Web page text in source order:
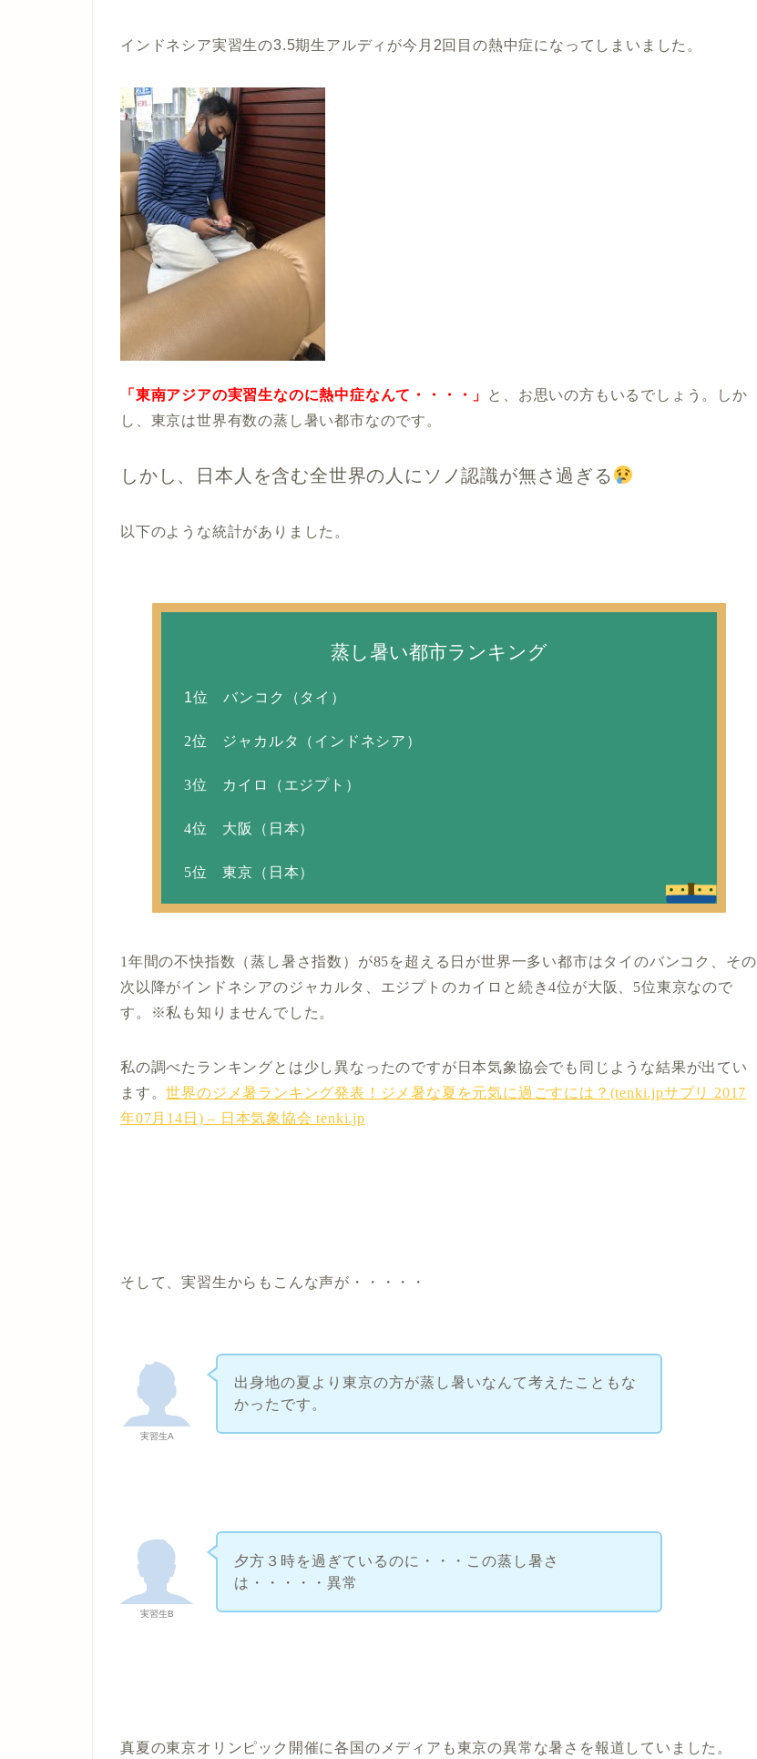
インドネシア実習生の3.5期生アルディが今月2回目の熱中症になってしまいました。
「東南アジアの実習生なのに熱中症なんて・・・・」
と、お思いの方もいるでしょう。しか
し、東京は世界有数の蒸し暑い都市なのです。
しかし、日本人を含む全世界の人にソノ認識が無さ過ぎる
以下のような統計がありました。
蒸し暑い都市ランキング
1位 バンコク（タイ）
2位 ジャカルタ（インドネシア）
3位 カイロ（エジプト）
4位 大阪（日本）
5位 東京（日本）
1年間の不快指数（蒸し暑さ指数）が85を超える日が世界一多い都市はタイのバンコク、その
次以降がインドネシアのジャカルタ、エジプトのカイロと続き4位が大阪、5位東京なので
す。※私も知りませんでした。
私の調べたランキングとは少し異なったのですが日本気象協会でも同じような結果が出てい
ます。世界のジメ暑ランキング発表！ジメ暑な夏を元気に過ごすには？(tenki.jpサプリ 2017
年07月14日) – 日本気象協会 tenki.jp
そして、実習生からもこんな声が・・・・・
実習生A
出身地の夏より東京の方が蒸し暑いなんて考えたこともな
かったです。
実習生B
夕方３時を過ぎているのに・・・この蒸し暑さ
は・・・・・異常
真夏の東京オリンピック開催に各国のメディアも東京の異常な暑さを報道していました。